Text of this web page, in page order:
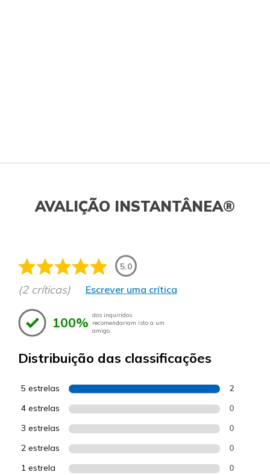
AVALIÇÃO INSTANTÂNEA®
5.0
(2 críticas) Escrever uma crítica
100% dos inquiridos
recomendariam isto a um
amigo.
Distribuição das classificações
5 estrelas 2
4 estrelas 0
3 estrelas 0
2 estrelas 0
1 estrela 0